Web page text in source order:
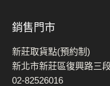
銷售門市
新莊取貨點(預約制)
新北市新莊區復興路三
02-82526016